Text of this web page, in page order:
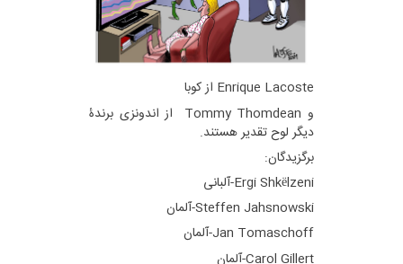
Enrique Lacoste از کوبا
و Tommy Thomdean از اندونزی برندۀ
دیگر لوح تقدیر هستند.
برگزیدگان:
Ergi Shkëlzeni-آلبانی
Steffen Jahsnowski-آلمان
Jan Tomaschoff-آلمان
Carol Gillert-آلمان